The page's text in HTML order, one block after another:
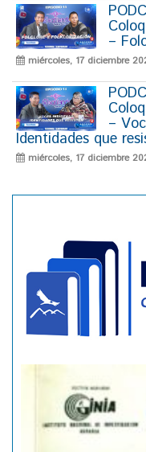
–
miércoles, 17 diciembre
–
Identidades que
miércoles, 17 diciembre